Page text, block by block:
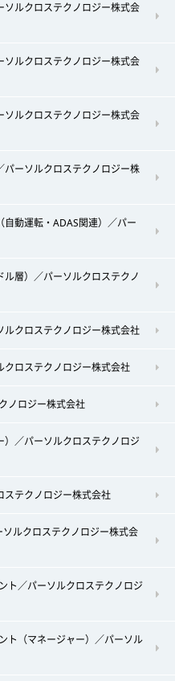
ソルクロステクノロジー株式会
ソルクロステクノロジー株式会
ソルクロステクノロジー株式会
パーソルクロステクノロジー株
自動運転・ADAS関連）／パー
ル層）／パーソルクロステクノ
ルクロステクノロジー株式会社
クロステクノロジー株式会社
ノロジー株式会社
／パーソルクロステクノロジ
ステクノロジー株式会社
ルクロステクノロジー株式会
ト／パーソルクロステクノロジ
ト（マネージャー）／パーソル